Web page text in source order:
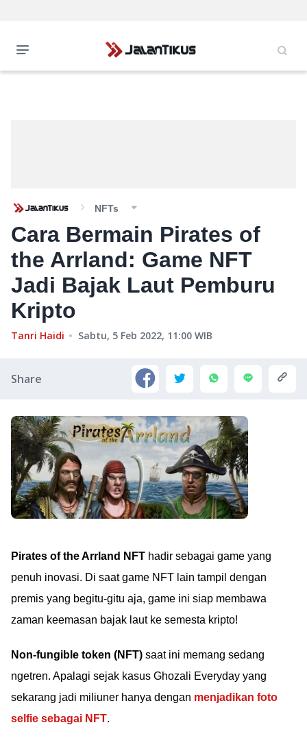
NFTs
Cara Bermain Pirates of
the Arrland: Game NFT
Jadi Bajak Laut Pemburu
Kripto
Tanri Haidi Sabtu, 5 Feb 2022, 11:00 WIB
Share
Pirates of the Arrland NFT hadir sebagai game yang
penuh inovasi. Di saat game NFT lain tampil dengan
premis yang begitu-gitu aja, game ini siap membawa
zaman keemasan bajak laut ke semesta kripto!
Non-fungible token (NFT) saat ini memang sedang
ngetren. Apalagi sejak kasus Ghozali Everyday yang
sekarang jadi miliuner hanya dengan menjadikan foto
selfie sebagai NFT.